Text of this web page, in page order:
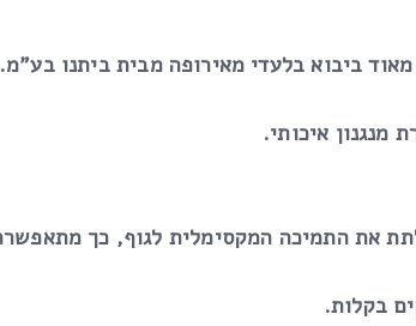
ביבוא בלעדי מאירופה מבית ביתנו בע”מ.
מנגנון איכותי.
בקלות.